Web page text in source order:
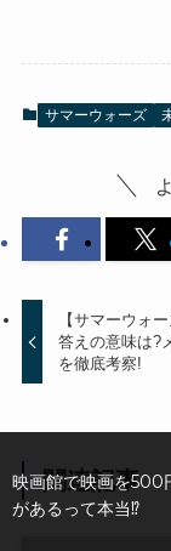
サマーウォーズ
【サマーウォ
答えの意味は?
を徹底考察!
関連記事
映画館で映画を500
があるって本当⁉